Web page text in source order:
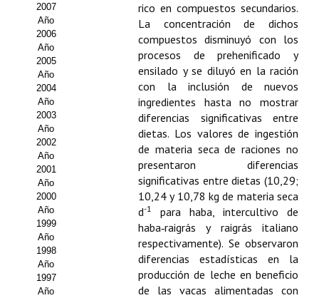
CONTACTO
BUSCADOR
2007
Año
2006
Año
2005
Año
2004
Año
2003
Año
2002
Año
2001
Año
2000
Año
1999
Año
1998
Año
1997
Año
rico en compuestos secundarios.
La concentración de dichos
compuestos disminuyó con los
procesos de prehenificado y
ensilado y se diluyó en la ración
con la inclusión de nuevos
ingredientes hasta no mostrar
diferencias significativas entre
dietas. Los valores de ingestión
de materia seca de raciones no
presentaron diferencias
significativas entre dietas (10,29;
10,24 y 10,78 kg de materia seca
d-1
para haba, intercultivo de
haba‑raigrás y raigrás italiano
respectivamente). Se observaron
diferencias estadísticas en la
producción de leche en beneficio
de las vacas alimentadas con